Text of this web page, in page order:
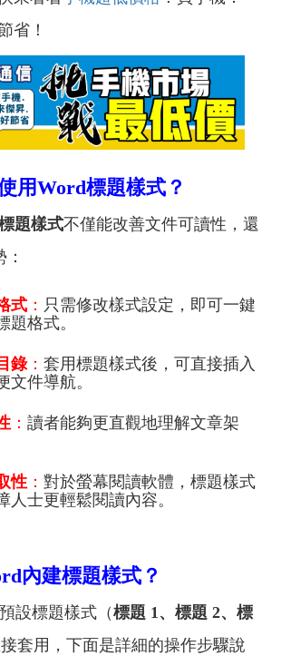
省！
用Word標題樣式？
題樣式不僅能改善文件可讀性，還
式 ： 只需修改樣式設定，即可一鍵
題格式。
錄： 套用標題樣式後，可直接插入
文件導航。
： 讀者能夠更直觀地理解文章架
性 ： 對於螢幕閱讀軟體，標題樣式
人士更輕鬆閱讀內容。
內建標題樣式？
標題樣式（標題 1、標題 2、標
套用，下面是詳細的操作步驟說